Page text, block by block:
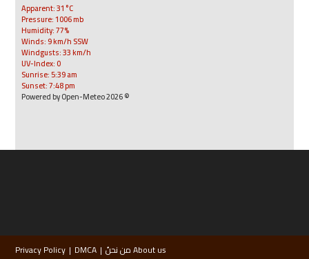
Apparent: 31°C
Pressure: 1006 mb
Humidity: 77%
Winds: 9 km/h SSW
Windgusts: 33 km/h
UV-Index: 0
Sunrise: 5:39 am
Sunset: 7:48 pm
© 2026 Powered by Open-Meteo
About us من نحنُ DMCA
Privacy Policy